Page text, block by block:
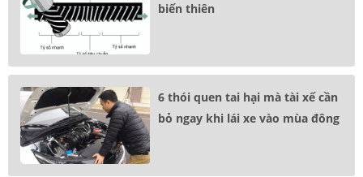
biến thiên
6 thói quen tai hại mà tài xế cần
bỏ ngay khi lái xe vào mùa đông